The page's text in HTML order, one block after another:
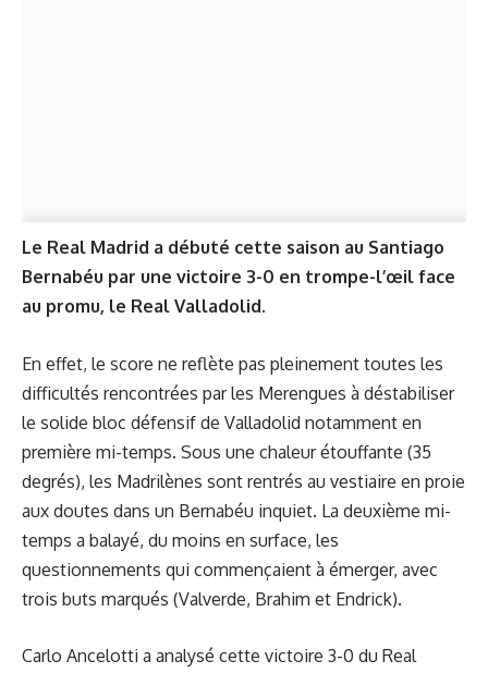
Le Real Madrid a débuté cette saison au Santiago
Bernabéu par une victoire 3-0 en trompe-l’œil face
au promu, le Real Valladolid.
En effet, le score ne reflète pas pleinement toutes les
difficultés rencontrées par les Merengues à déstabiliser
le solide bloc défensif de Valladolid notamment en
première mi-temps. Sous une chaleur étouffante (35
degrés), les Madrilènes sont rentrés au vestiaire en proie
aux doutes dans un Bernabéu inquiet. La deuxième mi-
temps a balayé, du moins en surface, les
questionnements qui commençaient à émerger, avec
trois buts marqués (Valverde, Brahim et Endrick).
Carlo Ancelotti a analysé cette victoire 3-0 du Real